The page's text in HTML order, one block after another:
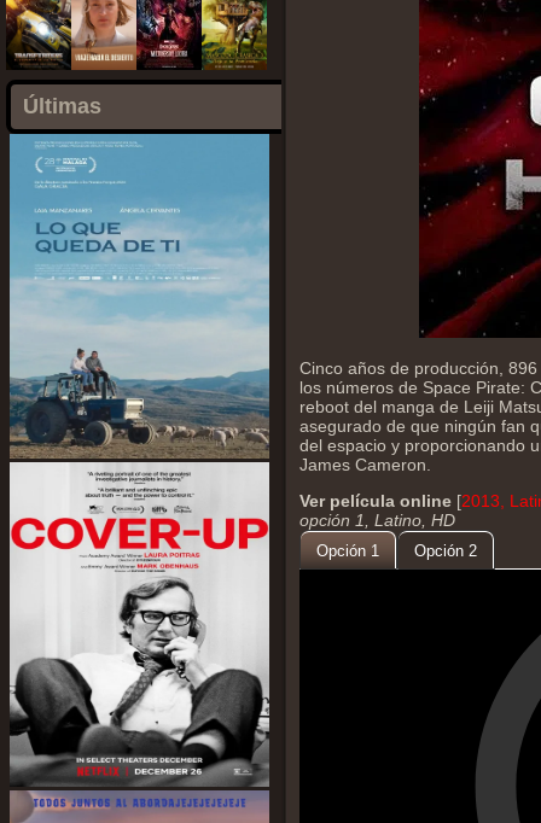
Últimas
Cinco años de producción,
los números de Space Pirate:
reboot del manga de Leiji
asegurado de que ningún fan
del espacio y proporcionando
James Cameron.
Ver película online [2013,
opción 1, Latino, HD
Opción 1 Opción 2